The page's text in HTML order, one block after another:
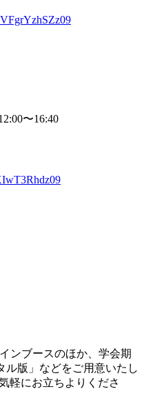
〜16:40
ンブースのほか、学会期
ル版」などをご用意いたし
軽にお立ちよりくださ